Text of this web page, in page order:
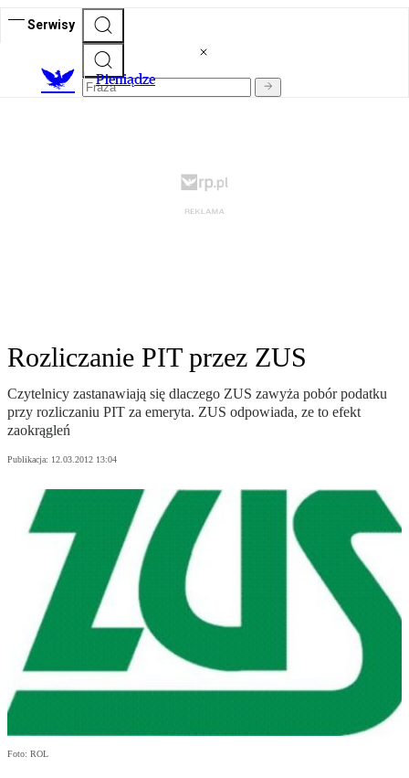
Serwisy
Pieniądze
Rozliczanie PIT przez ZUS
Czytelnicy zastanawiają się dlaczego ZUS zawyża pobór podatku
przy rozliczaniu PIT za emeryta. ZUS odpowiada, ze to efekt
zaokrągleń
Publikacja: 12.03.2012 13:04
Foto: ROL